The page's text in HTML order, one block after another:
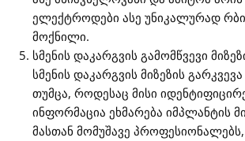
ელექტროდები ასე უნიკალურად
მოქნილი.
სმენის დაკარგვის გამომწვევი
სმენის დაკარგვის მიზეზის
თუმცა, როდესაც მისი
ინფორმაცია ეხმარება იმპლანტის
მასთან მომუშავე